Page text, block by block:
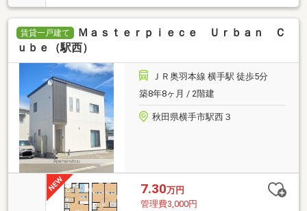
賃貸一戸建て
Ｍａｓｔｅｒｐｉｅｃｅ Ｕｒｂａｎ Ｃ
ｕｂｅ（駅西）
ＪＲ奥羽本線 横手駅 徒歩5分
築8年8ヶ月 / 2階建
秋田県横手市駅西３
7.30万円
管理費3,000円